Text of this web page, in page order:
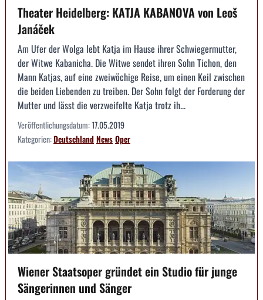
Theater Heidelberg: KATJA KABANOVA von Leoš
Janáček
Am Ufer der Wolga lebt Katja im Hause ihrer Schwiegermutter,
der Witwe Kabanicha. Die Witwe sendet ihren Sohn Tichon, den
Mann Katjas, auf eine zweiwöchige Reise, um einen Keil zwischen
die beiden Liebenden zu treiben. Der Sohn folgt der Forderung der
Mutter und lässt die verzweifelte Katja trotz ih...
Veröffentlichungsdatum:17.05.2019
Kategorien:DeutschlandNewsOper
Wiener Staatsoper gründet ein Studio für junge
Sängerinnen und Sänger